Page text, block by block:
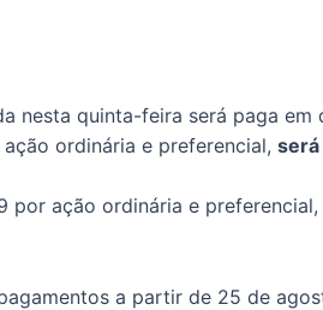
nesta quinta-feira será paga em
ordinária e preferencial, será
por ação ordinária e preferencial,
a partir de 25 de